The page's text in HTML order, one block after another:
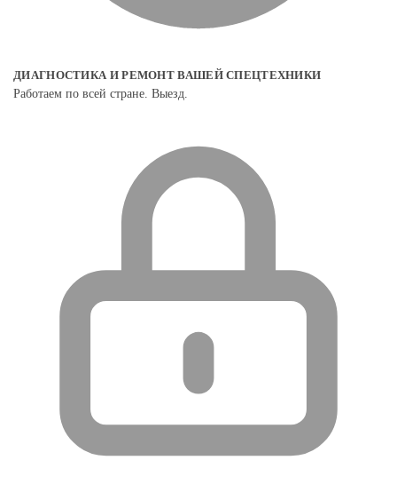
ДИАГНОСТИКА И РЕМОНТ ВАШЕЙ СПЕЦТЕХНИКИ
Работаем по всей стране. Выезд.